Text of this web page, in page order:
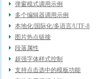
弹窗模式调用示例
多个编辑器调用示例
本地化/国际化/多语言/UTF-8
图片热点链接
段落属性
超强字体样式控制
支持点击选中的模板功能